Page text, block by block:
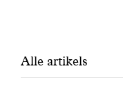
Filtrer
Alle artikels